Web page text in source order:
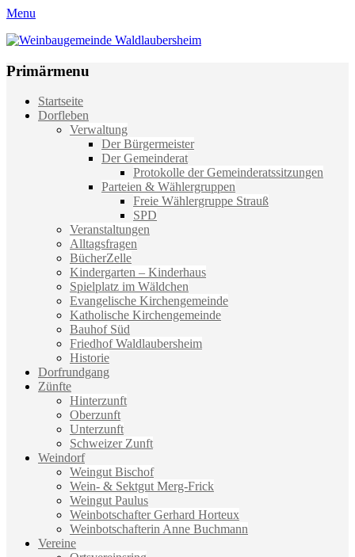
Menu
Weinbaugemeinde Waldlaubersheim
Primärmenu
Weiter
zum
Startseite
Dorfleben
Verwaltung
Der Bürgermeister
Der Gemeinderat
Protokolle der Gemeinderatssitzungen
Parteien & Wählergruppen
Freie Wählergruppe Strauß
SPD
Veranstaltungen
Alltagsfragen
BücherZelle
Kindergarten – Kinderhaus
Spielplatz im Wäldchen
Evangelische Kirchengemeinde
Katholische Kirchengemeinde
Bauhof Süd
Friedhof Waldlaubersheim
Historie
Dorfrundgang
Zünfte
Hinterzunft
Oberzunft
Unterzunft
Schweizer Zunft
Weindorf
Weingut Bischof
Wein- & Sektgut Merg-Frick
Weingut Paulus
Weinbotschafter Gerhard Horteux
Weinbotschafterin Anne Buchmann
Vereine